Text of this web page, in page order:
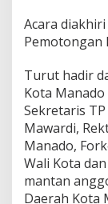
Acara
Pemotongan
Turut hadir
Kota
Sekretaris
Mawardi,
Manado,
Wali Kota
mantan
Daerah Kota